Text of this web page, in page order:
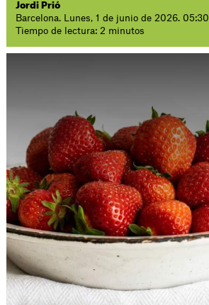
Jordi Prió
Barcelona. Lunes, 1 de junio de 2026. 05:30
Tiempo de lectura: 2 minutos